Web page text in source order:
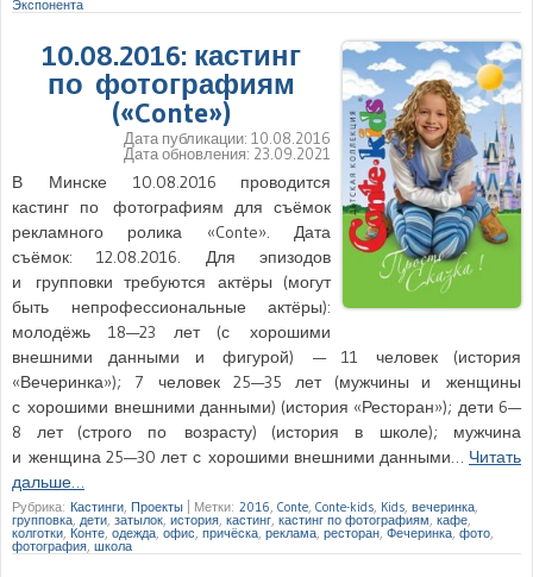
Экспонента
10.08.2016: кастинг
по фотографиям
(«Conte»)
Дата публикации: 10.08.2016
Дата обновления: 23.09.2021
В Минске 10.08.2016 проводится
кастинг по фотографиям для съёмок
рекламного ролика «Conte». Дата
съёмок: 12.08.2016. Для эпизодов
и групповки требуются актёры (могут
быть непрофессиональные актёры):
молодёжь 18—23 лет (с хорошими
внешними данными и фигурой) — 11 человек (история
«Вечеринка»); 7 человек 25—35 лет (мужчины и женщины
с хорошими внешними данными) (история «Ресторан»); дети 6—
8 лет (строго по возрасту) (история в школе); мужчина
и женщина 25—30 лет с хорошими внешними данными… Читать
дальше…
Рубрика: Кастинги Проекты Метки: 2016 Conte Conte-kids Kids вечеринка
групповка дети затылок история кастинг кастинг по фотографиям кафе
колготки Конте, одежда офис ,причёска реклама ресторан, Фечеринка, фото
фотография школа